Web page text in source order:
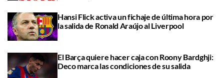
Hansi Flick activa un fichaje de última hora por
la salida de Ronald Araújo al Liverpool
El Barça quiere hacer caja con Roony Bardghji:
Deco marca las condiciones de su salida